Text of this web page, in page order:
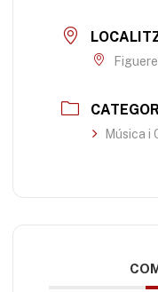
Música i